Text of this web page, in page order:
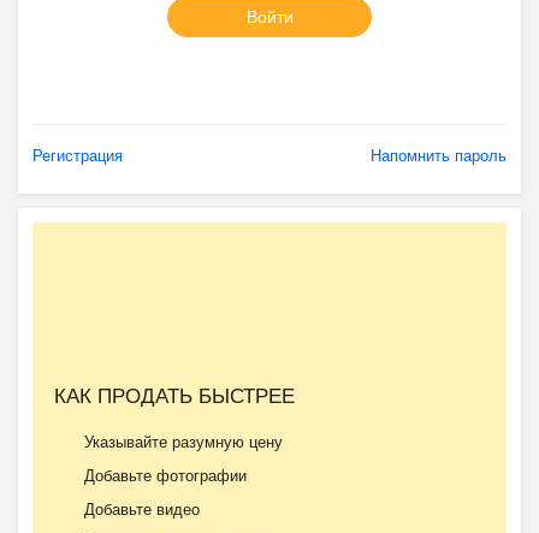
Войти
Регистрация Напомнить пароль
КАК ПРОДАТЬ БЫСТРЕЕ
Указывайте разумную цену
Добавьте фотографии
Добавьте видео